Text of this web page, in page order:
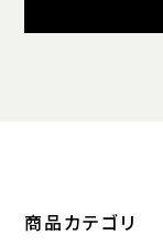
商品カテゴリ